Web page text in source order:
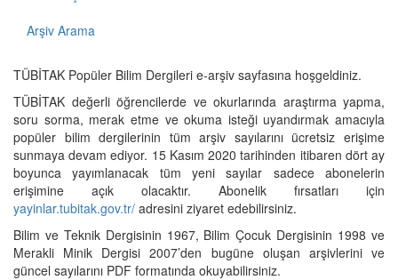
Arşiv Arama
TÜBİTAK Popüler Bilim Dergileri e-arşiv sayfasına hoşgeldiniz.
TÜBİTAK değerli öğrencilerde ve okurlarında araştırma yapma,
soru sorma, merak etme ve okuma isteği uyandırmak amacıyla
popüler bilim dergilerinin tüm arşiv sayılarını ücretsiz erişime
sunmaya devam ediyor. 15 Kasım 2020 tarihinden itibaren dört ay
boyunca yayımlanacak tüm yeni sayılar sadece abonelerin
erişimine açık olacaktır. Abonelik fırsatları için
yayinlar.tubitak.gov.tr/ adresini ziyaret edebilirsiniz.
Bilim ve Teknik Dergisinin 1967, Bilim Çocuk Dergisinin 1998 ve
Merakli Minik Dergisi 2007’den bugüne oluşan arşivlerini ve
güncel sayılarını PDF formatında okuyabilirsiniz.